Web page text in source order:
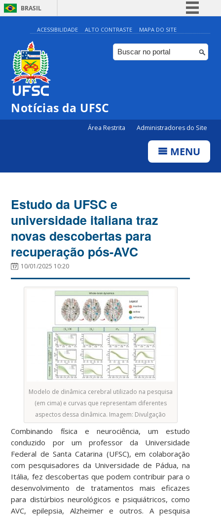
BRASIL
Simplifique!
Comunica BR
Participe
ACESSIBILIDADE ALTO CONTRASTE MAPA DO SITE
Notícias da UFSC
Área Restrita Administradores do Site
MENU
Estudo da UFSC e
universidade italiana traz
novas descobertas para
recuperação pós-AVC
10/01/2025 10:20
Modelo de dinâmica cerebral utilizado na pesquisa
(em cima) e curvas que representam diferentes
aspectos dessa dinâmica. Imagem: Divulgação
Combinando física e neurociência, um estudo
conduzido por um professor da Universidade
Federal de Santa Catarina (UFSC), em colaboração
com pesquisadores da Universidade de Pádua, na
Itália, fez descobertas que podem contribuir para o
desenvolvimento de tratamentos mais eficazes
para distúrbios neurológicos e psiquiátricos, como
AVC, epilepsia, Alzheimer e outros. A pesquisa